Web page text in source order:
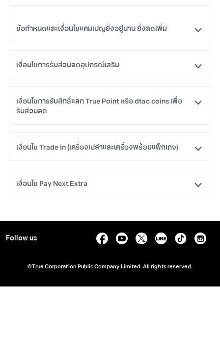
ข้อกำหนดและเงื่อนไขแคมเปญยิ่งอยู่นาน ยิ่งลดเพิ่ม
เงื่อนไขการรับส่วนลดอุปกรณ์เสริม
เงื่อนไขการรับสิทธิ์แลก True Point หรือ dtac coins เพื่อ
รับส่วนลด
เงื่อนไข Trade in (เครื่องเปล่าและเครื่องพร้อมแพ็กเกจ)
เงื่อนไข Pay Next Extra
Follow us
©True Corporation Public Company Limited. All rights reserved.